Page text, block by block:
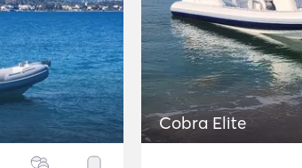
Cobra Elite